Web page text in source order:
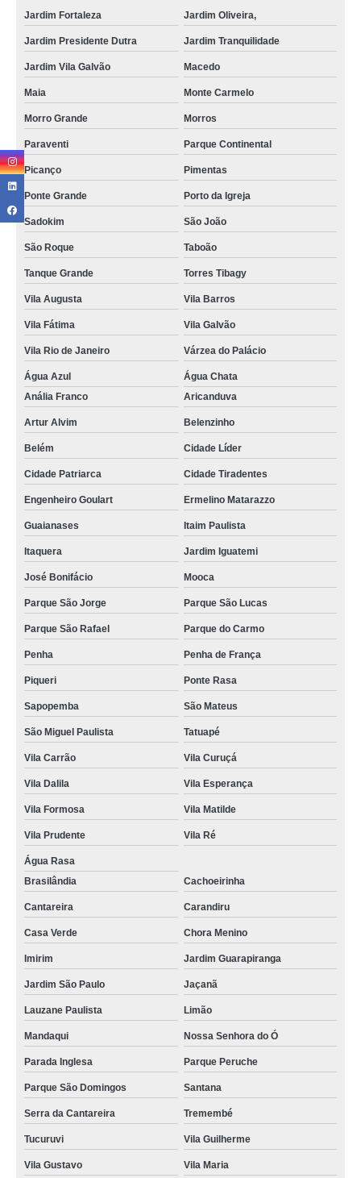
Jardim Fortaleza Jardim Oliveira,
Jardim Presidente Dutra Jardim Tranquilidade
Jardim Vila Galvão Macedo
Maia Monte Carmelo
Morro Grande Morros
Paraventi Parque Continental
Picanço Pimentas
Ponte Grande Porto da Igreja
Sadokim São João
São Roque Taboão
Tanque Grande Torres Tibagy
Vila Augusta Vila Barros
Vila Fátima Vila Galvão
Vila Rio de Janeiro Várzea do Palácio
Água Azul
Água Chata
Anália Franco
Aricanduva
Artur Alvim Belenzinho
Belém Cidade Líder
Cidade Patriarca Cidade Tiradentes
Engenheiro Goulart Ermelino Matarazzo
Guaianases Itaim Paulista
Itaquera Jardim Iguatemi
José Bonifácio Mooca
Parque São Jorge Parque São Lucas
Parque São Rafael Parque do Carmo
Penha Penha de França
Piqueri Ponte Rasa
Sapopemba São Mateus
São Miguel Paulista Tatuapé
Vila Carrão Vila Curuçá
Vila Dalila Vila Esperança
Vila Formosa Vila Matilde
Vila Prudente Vila Ré
Água Rasa
Brasilândia
Cachoeirinha
Cantareira Carandiru
Casa Verde Chora Menino
Imirim Jardim Guarapiranga
Jardim São Paulo Jaçanã
Lauzane Paulista Limão
Mandaqui Nossa Senhora do Ó
Parada Inglesa Parque Peruche
Parque São Domingos Santana
Serra da Cantareira Tremembé
Tucuruvi Vila Guilherme
Vila Gustavo Vila Maria